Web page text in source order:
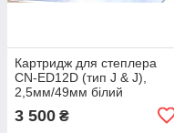
Картридж для степлера
CN-ED12D (тип J & J),
2,5мм/49мм білий
3 500 ₴